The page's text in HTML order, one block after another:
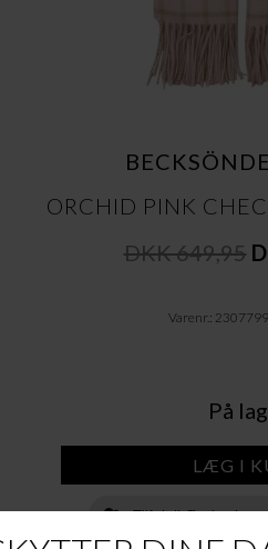
ORCHID PINK
DKK 649,95
Varenr.:
På
Tilføj til Ønskeskyen